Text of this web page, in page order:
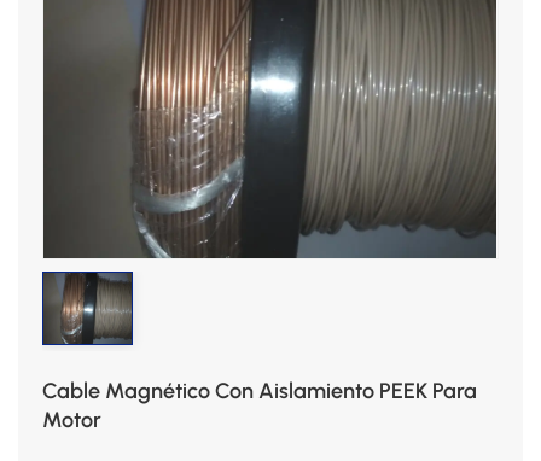
Español
Cable Magnético Con Aislamiento PEEK Para
Motor